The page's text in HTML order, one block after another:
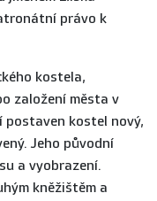
právo k
kostela,
založení města v
kostel nový,
Jeho původní
a vyobrazení.
kněžištěm a